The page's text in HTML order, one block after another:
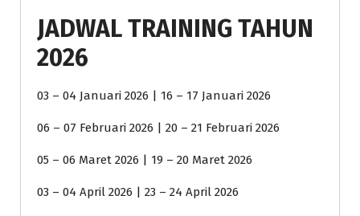
JADWAL TRAINING TAHUN
2026
03 – 04 Januari 2026 | 16 – 17 Januari 2026
06 – 07 Februari 2026 | 20 – 21 Februari 2026
05 – 06 Maret 2026 | 19 – 20 Maret 2026
03 – 04 April 2026 | 23 – 24 April 2026